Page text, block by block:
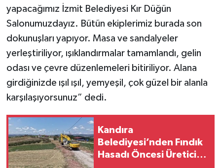
yapacağımız İzmit Belediyesi Kır Düğün
Salonumuzdayız. Bütün ekiplerimiz burada son
dokunuşları yapıyor. Masa ve sandalyeler
yerleştiriliyor, ışıklandırmalar tamamlandı, gelin
odası ve çevre düzenlemeleri bitiriliyor. Alana
girdiğinizde ışıl ışıl, yemyeşil, çok güzel bir alanla
karşılaşıyorsunuz” dedi.
Kandıra
Belediyesi’nden Fındık
Hasadı Öncesi Üreticiye